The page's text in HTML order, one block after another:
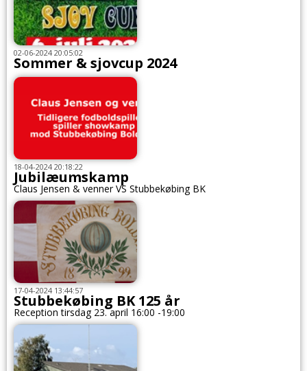
02-06-2024 20:05:02
Sommer & sjovcup 2024
18-04-2024 20:18:22
Jubilæumskamp
Claus Jensen & venner VS Stubbekøbing BK
17-04-2024 13:44:57
Stubbekøbing BK 125 år
Reception tirsdag 23. april 16:00 -19:00